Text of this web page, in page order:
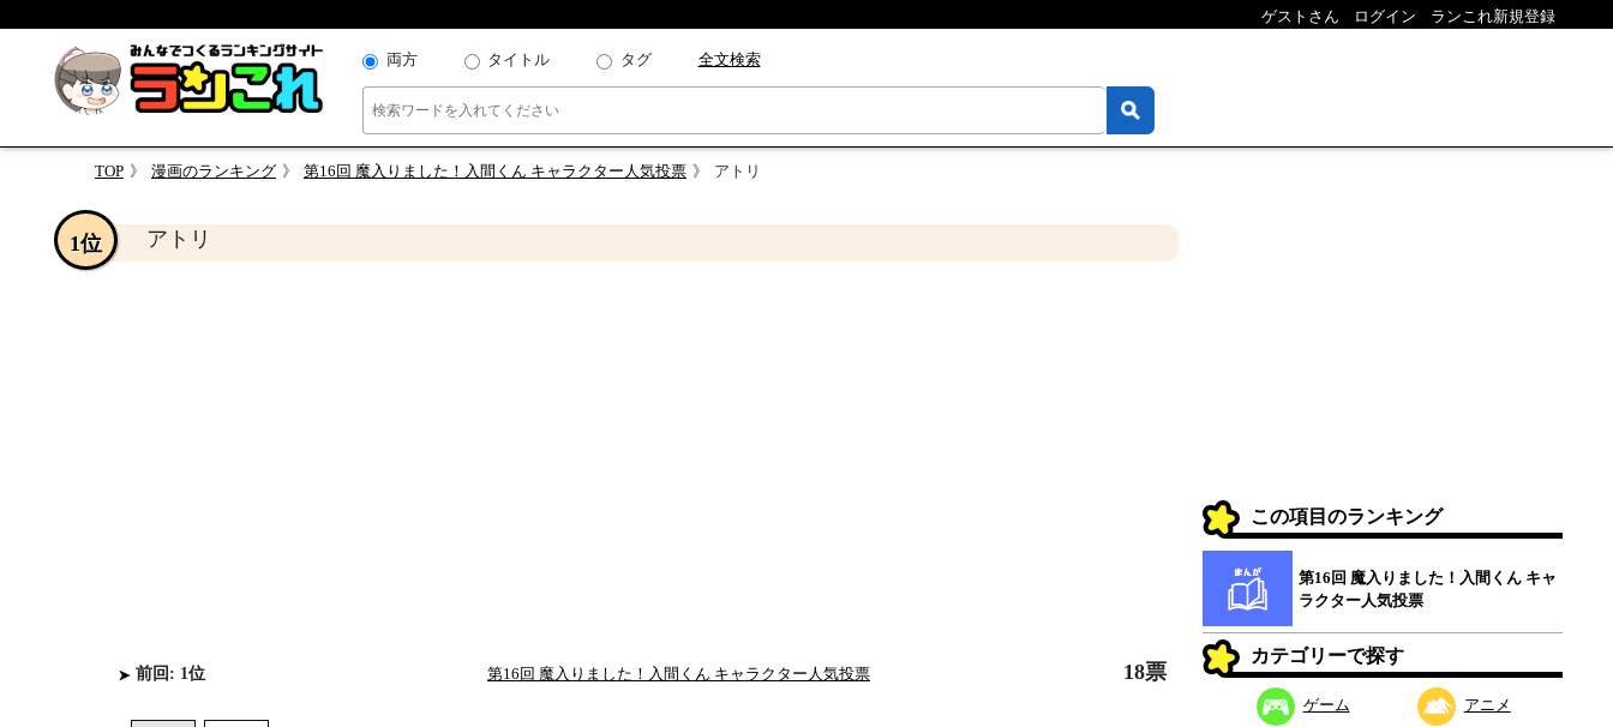
ゲストさん ログイン ランこれ新規登録
両方 タイトル タグ 全文検索
TOP 漫画のランキング 第16回 魔入りました！入間くん キャラクター人気投票 アトリ
アトリ
1位
前回: 1位 第16回 魔入りました！入間くん キャラクター人気投票 18票
この項目のランキング
第16回 魔入りました！入間くん キャ
ラクター人気投票
カテゴリーで探す
ゲーム アニメ